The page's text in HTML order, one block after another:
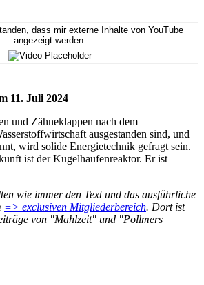
dass mir externe Inhalte von YouTube
angezeigt werden.
11. Juli 2024
und Zähneklappen nach dem
ausgestanden sind, und
wird solide Energietechnik gefragt sein.
ist der Kugelhaufenreaktor. Er ist
wie immer den Text und das ausführliche
=> exclusiven Mitgliederbereich. Dort ist
von "Mahlzeit" und "Pollmers